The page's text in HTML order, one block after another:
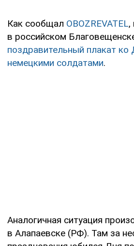
Как сообщал OBOZREVATEL,
в российском
поздравительный плакат
немецкими солдатами.
Аналогичная ситуация
в Алапаевске (РФ). Там за